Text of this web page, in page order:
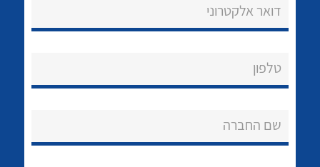
לכל מוצרי היצרן
דואר אלקטרוני
טלפון
שם החברה